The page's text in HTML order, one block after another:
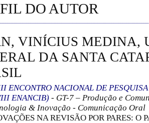
DO AUTOR
VINÍCIUS MEDINA,
DA SANTA
ENCONTRO NACIONAL DE
ENANCIB) - GT-7 – Produção e
& Inovação - Comunicação Oral
NA REVISÃO POR PARES: O